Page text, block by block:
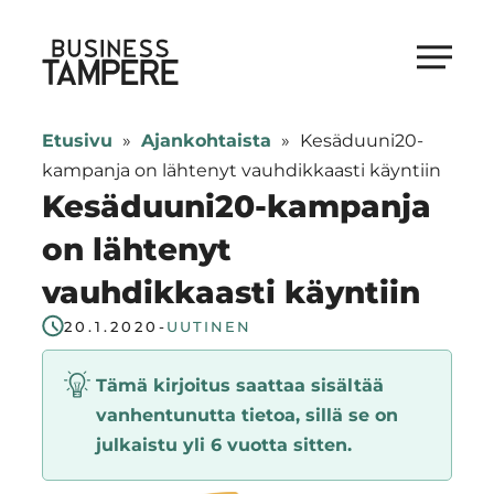
suoraan
sisältöön
Business Tampere
Tampere
supports
talents,
investors
and
entrepreneurs
in
making
smooth
Etusivu » Ajankohtaista » Kesäduuni20-
kampanja on lähtenyt vauhdikkaasti käyntiin
Kesäduuni20-kampanja
on lähtenyt
vauhdikkaasti käyntiin
20.1.2020 -UUTINEN
Tämä kirjoitus saattaa sisältää
vanhentunutta tietoa, sillä se on
julkaistu yli 6 vuotta sitten.